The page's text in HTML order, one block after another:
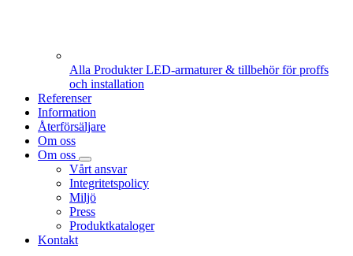
Alla Produkter LED-armaturer & tillbehör för proffs
och installation
Referenser
Information
Återförsäljare
Om oss
Om oss
Vårt ansvar
Integritetspolicy
Miljö
Press
Produktkataloger
Kontakt